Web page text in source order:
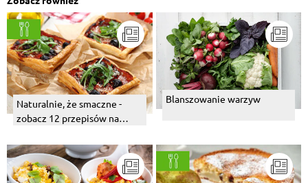
Naturalnie, że smaczne -
zobacz 12 przepisów na
Blanszowanie warzyw